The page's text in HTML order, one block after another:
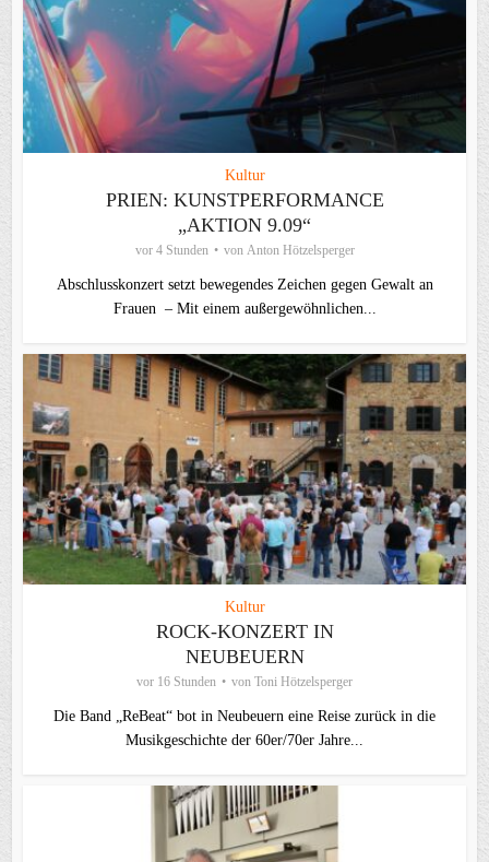
Kultur
PRIEN: KUNSTPERFORMANCE
„AKTION 9.09“
vor 4 Stunden von Anton Hötzelsperger
Abschlusskonzert setzt bewegendes Zeichen gegen Gewalt an
Frauen – Mit einem außergewöhnlichen...
Kultur
ROCK-KONZERT IN
NEUBEUERN
vor 16 Stunden von Toni Hötzelsperger
Die Band „ReBeat“ bot in Neubeuern eine Reise zurück in die
Musikgeschichte der 60er/70er Jahre...